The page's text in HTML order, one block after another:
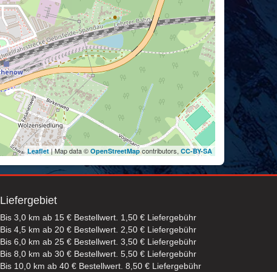
Leaflet| Map data © OpenStreetMapcontributors, CC-BY-SA
Liefergebiet
Bis 3,0 km ab 15 € Bestellwert. 1,50 € Liefergebühr
Bis 4,5 km ab 20 € Bestellwert. 2,50 € Liefergebühr
Bis 6,0 km ab 25 € Bestellwert. 3,50 € Liefergebühr
Bis 8,0 km ab 30 € Bestellwert. 5,50 € Liefergebühr
Bis 10,0 km ab 40 € Bestellwert. 8,50 € Liefergebühr